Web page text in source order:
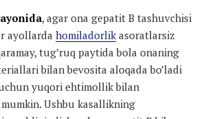
, agar ona gepatit B tashuvchisi
ayollarda homiladorlikasoratlarsiz
tug’ruq paytida bola onaning
bilan bevosita aloqada bo’ladi
yuqori ehtimollik bilan
Ushbu kasallikning